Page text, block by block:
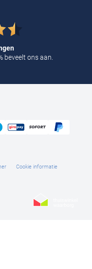
navy blauwe polo met
pakt u uit met een
een brons bruine
beveelt ons aan.
Cookie informatie